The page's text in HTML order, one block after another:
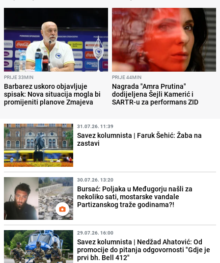
PRIJE 33MIN
Barbarez uskoro objavljuje
spisak: Nova situacija mogla bi
promijeniti planove Zmajeva
PRIJE 44MIN
Nagrada "Amra Prutina"
dodijeljena Šejli Kamerić i
SARTR-u za performans ZID
31.07.26. 11:39
Savez kolumnista | Faruk Šehić: Žaba na
zastavi
30.07.26. 13:20
Bursać: Poljaka u Međugorju našli za
nekoliko sati, mostarske vandale
Partizanskog traže godinama?!
29.07.26. 16:00
Savez kolumnista | Nedžad Ahatović: Od
promocije do pitanja odgovornosti "Gdje je
prvi bh. Bell 412"